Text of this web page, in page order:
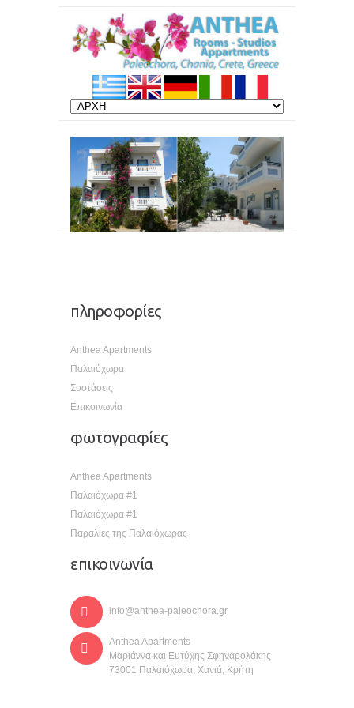
πληροφορίες
Anthea Apartments
Παλαιόχωρα
Συστάσεις
Επικοινωνία
φωτογραφίες
Anthea Apartments
Παλαιόχωρα #1
Παλαιόχωρα #1
Παραλίες της Παλαιόχωρας
επικοινωνία
info@anthea-paleochora.gr
Anthea Apartments
Μαριάννα και Ευτύχης Σφηναρολάκης
73001 Παλαιόχωρα, Χανιά, Κρήτη